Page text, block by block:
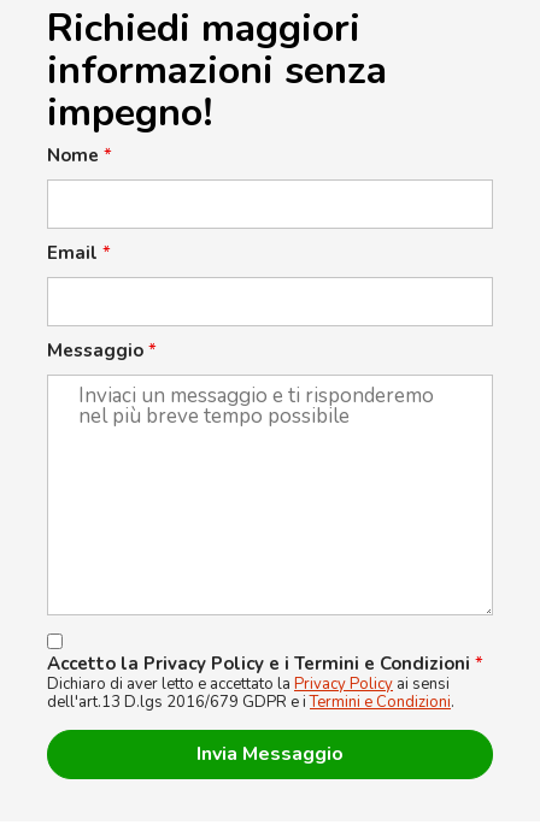
Richiedi maggiori
informazioni senza
impegno!
Nome *
Email *
Messaggio *
Accetto la Privacy Policy e i Termini e Condizioni *
Dichiaro di aver letto e accettato la Privacy Policy ai sensi
dell'art.13 D.lgs 2016/679 GDPR e iTermini e Condizioni.